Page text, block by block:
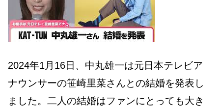
2024年1月16日、中丸雄一は元日本テレビア
ナウンサーの笹崎里菜さんとの結婚を発表し
ました。二人の結婚はファンにとっても大き